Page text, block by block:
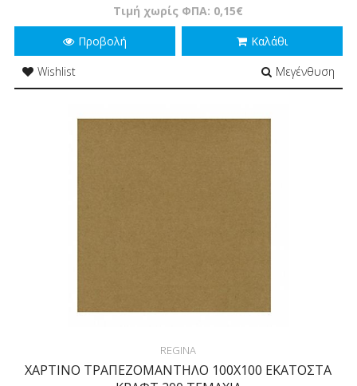
Τιμή χωρίς ΦΠΑ: 0,15€
Προβολή
Καλάθι
Wishlist
Μεγένθυση
REGINA
ΧΑΡΤΙΝΟ ΤΡΑΠΕΖΟΜΑΝΤΗΛΟ 100Χ100 ΕΚΑΤΟΣΤΑ